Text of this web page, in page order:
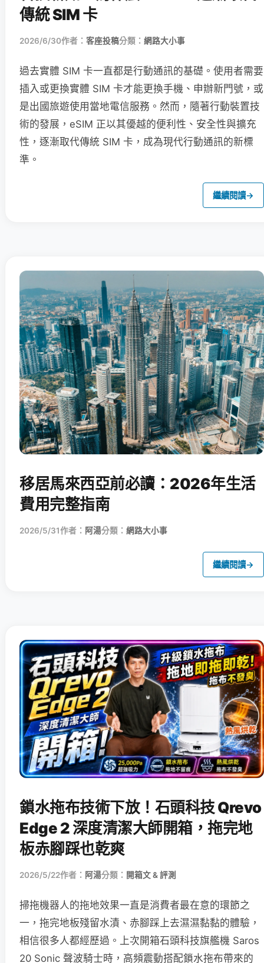
傳統 SIM 卡
2026/6/30作者： 客座投稿分類： 網路大小事
過去實體 SIM 卡一直都是行動通訊的基礎。使用者需要
插入或更換實體 SIM 卡才能更換手機、申辦新門號，或
是出國旅遊使用當地電信服務。然而，隨著行動裝置技
術的發展，eSIM 正以其優越的便利性、安全性與擴充
性，逐漸取代傳統 SIM 卡，成為現代行動通訊的新標
準。
繼續閱讀→
移居馬來西亞前必讀：2026年生活
費用完整指南
2026/5/31作者： 阿湯分類： 網路大小事
繼續閱讀→
鎖水拖布技術下放！石頭科技 Qrevo
Edge 2 深度清潔大師開箱，拖完地
板赤腳踩也乾爽
2026/5/22作者： 阿湯分類： 開箱文 & 評測
掃拖機器人的拖地效果一直是消費者最在意的環節之
一，拖完地板殘留水漬、赤腳踩上去濕濕黏黏的體驗，
相信很多人都經歷過。上次開箱石頭科技旗艦機 Saros
20 Sonic 聲波騎士時，高頻震動搭配鎖水拖布帶來的